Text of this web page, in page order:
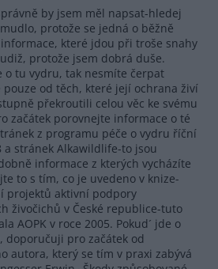
by jsem měl napsat-hledej
protože se jedná o běžně
které jdou při troše snahy
protože jsem dobrá duše.
o tu vydru, tak nesmíte čerpat
pouze od těch, které její ochrana živí
překroutili celou věc ke svému
začátek porovnejte informace o té
z programu péče o vydru říční
a stránek Alkawildlife-to jsou
informace z kterých vycházíte
to s tím, co je uvedeno v knize-
projektů aktivní podpory
živočichů v České republice-tuto
AOPK v roce 2005. Pokud´ jde o
doporučuji pro začátek od
autora, který se tím v praxi zabývá